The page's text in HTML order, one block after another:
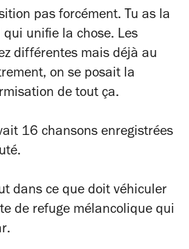
pas forcément. Tu as la
unifie la chose. Les
différentes mais déjà au
on se posait la
de tout ça.
16 chansons enregistrées
dans ce que doit véhiculer
de refuge mélancolique qui
.